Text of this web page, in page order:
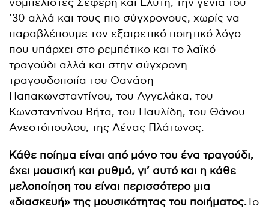
’30 αλλά και τους πιο σύγχρονους, χωρίς να
παραβλέπουμε τον εξαιρετικό ποιητικό λόγο
που υπάρχει στο ρεμπέτικο και το λαϊκό
τραγούδι αλλά και στην σύγχρονη
τραγουδοποιία του Θανάση
Παπακωνσταντίνου, του Αγγελάκα, του
Κωνσταντίνου Βήτα, του Παυλίδη, του Θάνου
Ανεστόπουλου, της Λένας Πλάτωνος.
Κάθε ποίημα είναι από μόνο του ένα τραγούδι,
έχει μουσική και ρυθμό, γι’ αυτό και η κάθε
μελοποίηση του είναι περισσότερο μια
«διασκευή» της μουσικότητας του ποιήματος.Το